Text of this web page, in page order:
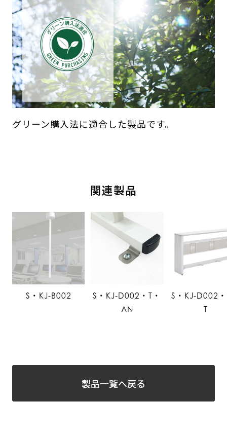
グリーン購入法に適合した製品です。
関連製品
S・KJ-B002
S・KJ-D002・T・
AN
S・KJ-D002
T
製品一覧へ戻る